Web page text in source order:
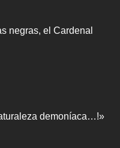
negras, el Cardenal
demoníaca…!»